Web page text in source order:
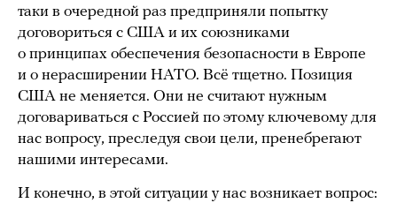
таки в очередной раз предприняли попытку
договориться с США и их союзниками
о принципах обеспечения безопасности в Европе
и о нерасширении НАТО. Всё тщетно. Позиция
США не меняется. Они не считают нужным
договариваться с Россией по этому ключевому для
нас вопросу, преследуя свои цели, пренебрегают
нашими интересами.
И конечно, в этой ситуации у нас возникает вопрос: